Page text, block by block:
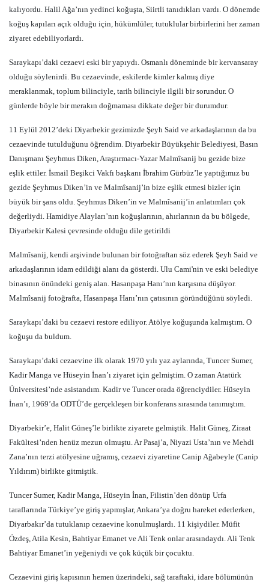
kalıyordu. Halil Ağa’nın yedinci koğuşta, Siirtli tanıdıkları vardı. O dönemde
koğuş kapıları açık olduğu için, hükümlüler, tutuklular birbirlerini her zaman
ziyaret edebiliyorlardı.
Saraykapı’daki cezaevi eski bir yapıydı. Osmanlı döneminde bir kervansaray
olduğu söylenirdi. Bu cezaevinde, eskilerde kimler kalmış diye
meraklanmak, toplum bilinciyle, tarih bilinciyle ilgili bir sorundur. O
günlerde böyle bir merakın doğmaması dikkate değer bir durumdur.
11 Eylül 2012’deki Diyarbekir gezimizde Şeyh Said ve arkadaşlarının da bu
cezaevinde tutulduğunu öğrendim. Diyarbekir Büyükşehir Belediyesi, Basın
Danışmanı Şeyhmus Diken, Araştırmacı-Yazar Malmîsanij bu gezide bize
eşlik ettiler. İsmail Beşikci Vakfı başkanı İbrahim Gürbüz’le yaptığımız bu
gezide Şeyhmus Diken’in ve Malmîsanij’in bize eşlik etmesi bizler için
büyük bir şans oldu. Şeyhmus Diken’in ve Malmîsanij’in anlatımları çok
değerliydi. Hamidiye Alayları’nın koğuşlarının, ahırlarının da bu bölgede,
Diyarbekir Kalesi çevresinde olduğu dile getirildi
Malmîsanij, kendi arşivinde bulunan bir fotoğraftan söz ederek Şeyh Said ve
arkadaşlarının idam edildiği alanı da gösterdi. Ulu Cami'nin ve eski belediye
binasının önündeki geniş alan. Hasanpaşa Hanı’nın karşısına düşüyor.
Malmîsanij fotoğrafta, Hasanpaşa Hanı’nın çatısının göründüğünü söyledi.
Saraykapı’daki bu cezaevi restore ediliyor. Atölye koğuşunda kalmıştım. O
koğuşu da buldum.
Saraykapı’daki cezaevine ilk olarak 1970 yılı yaz aylarında, Tuncer Sumer,
Kadir Manga ve Hüseyin İnan’ı ziyaret için gelmiştim. O zaman Atatürk
Üniversitesi’nde asistandım. Kadir ve Tuncer orada öğrenciydiler. Hüseyin
İnan’ı, 1969’da ODTÜ’de gerçekleşen bir konferans sırasında tanımıştım.
Diyarbekir’e, Halit Güneş’le birlikte ziyarete gelmiştik. Halit Güneş, Ziraat
Fakültesi’nden henüz mezun olmuştu. Ar Pasaj’a, Niyazi Usta’nın ve Mehdi
Zana’nın terzi atölyesine uğramış, cezaevi ziyaretine Canip Ağabeyle (Canip
Yıldırım) birlikte gitmiştik.
Tuncer Sumer, Kadir Manga, Hüseyin İnan, Filistin’den dönüp Urfa
taraflarında Türkiye’ye giriş yapmışlar, Ankara’ya doğru hareket ederlerken,
Diyarbakır’da tutuklanıp cezaevine konulmuşlardı. 11 kişiydiler. Müfit
Özdeş, Atila Kesin, Bahtiyar Emanet ve Ali Tenk onlar arasındaydı. Ali Tenk
Bahtiyar Emanet’in yeğeniydi ve çok küçük bir çocuktu.
Cezaevini giriş kapısının hemen üzerindeki, sağ taraftaki, idare bölümünün